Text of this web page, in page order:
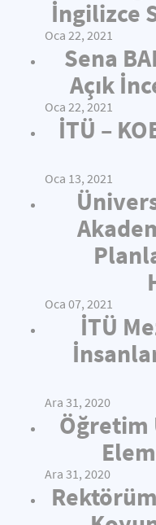
İngilizce
Oca 22, 2021
Sena
Açık
Oca 22, 2021
İTÜ –
Oca 13, 2021
Oca 07, 2021
İTÜ
Ara 31, 2020
Öğretim
Ara 31, 2020